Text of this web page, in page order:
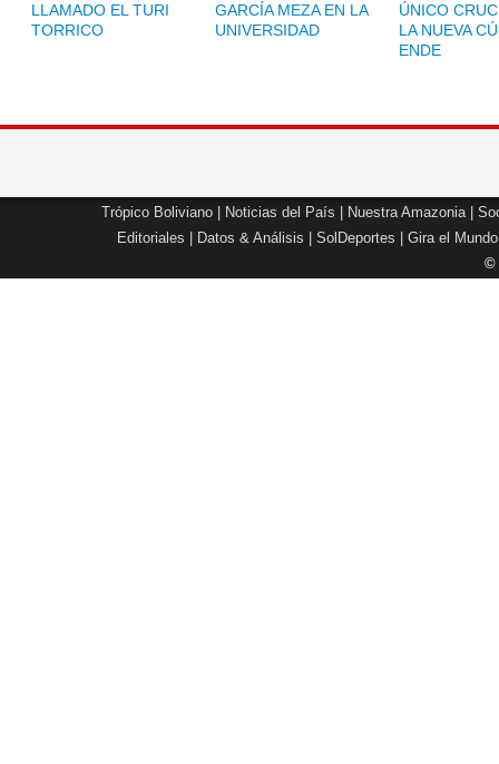
LLAMADO EL TURI
TORRICO
GARCÍA MEZA EN LA
UNIVERSIDAD
ÚNICO
LA NUEVA
ENDE
Trópico Boliviano Noticias del País Nuestra Amazonia|
Editoriales
Datos & Análisis SolDeportes Gira el Mundo
©